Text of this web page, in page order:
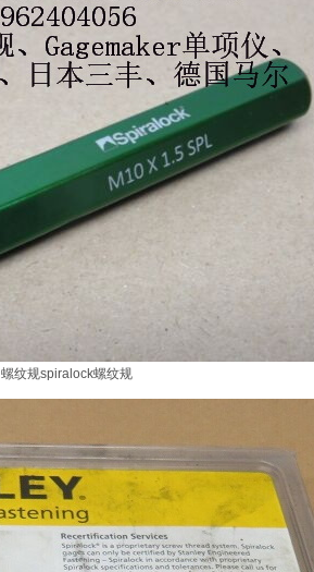
纹规spiralock螺纹规